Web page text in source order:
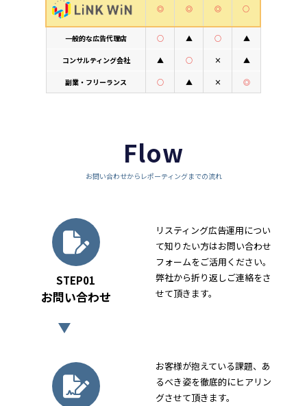
◎ ◎ ◎ ○
一般的な広告代理店 ○ ▲ ○ ▲
コンサルティング会社 ▲ ○ × ▲
副業・フリーランス ○ ▲ × ◎
Flow
お問い合わせからレポーティングまでの流れ
STEP01
お問い合わせ
リスティング広告運用につい
て知りたい方はお問い合わせ
フォームをご活用ください。
弊社から折り返しご連絡をさ
せて頂きます。
お客様が抱えている課題、あ
るべき姿を徹底的にヒアリン
グさせて頂きます。